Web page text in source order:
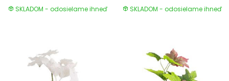
SKLADOM - odosielame ihneď SKLADOM - odosielame ihneď